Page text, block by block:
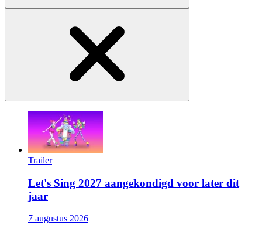
Trailer
Let's Sing 2027 aangekondigd voor later dit
jaar
7 augustus 2026